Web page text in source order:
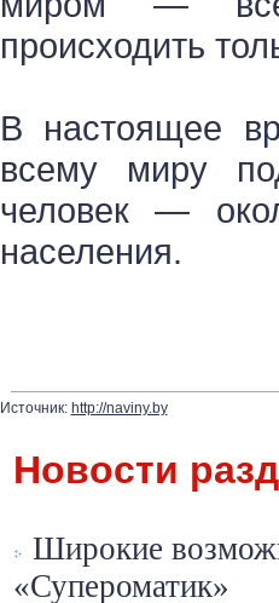
происходить
В настоящее
всему миру
человек —
населения.
Источник: http://naviny.by
Новости
Широкие
«Супероматик»